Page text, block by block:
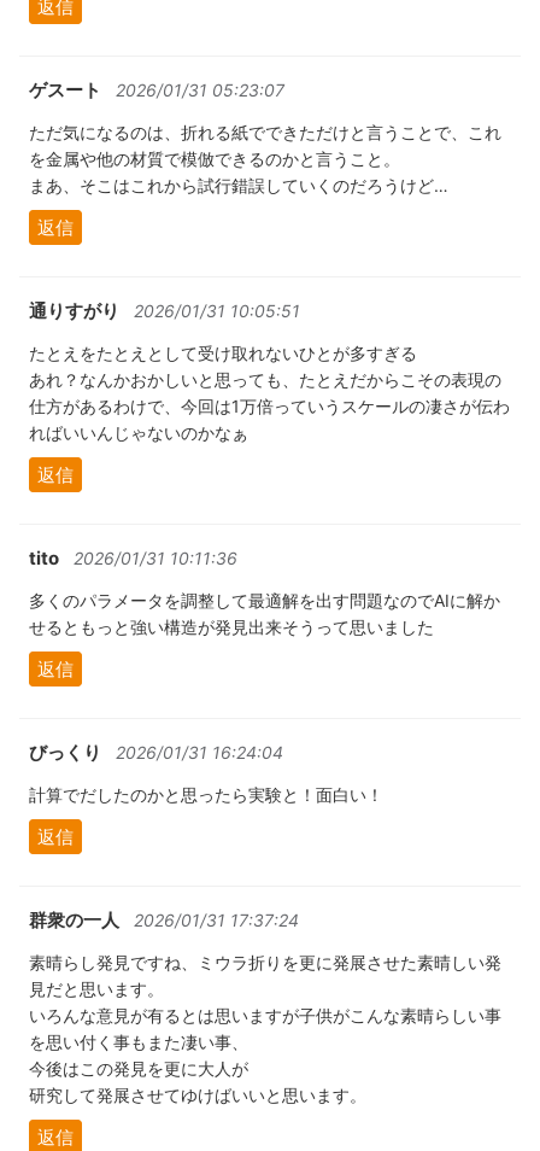
返信
ゲスート 2026/01/31 05:23:07
ただ気になるのは、折れる紙でできただけと言うことで、これ
を金属や他の材質で模倣できるのかと言うこと。
まあ、そこはこれから試行錯誤していくのだろうけど…
返信
通りすがり 2026/01/31 10:05:51
たとえをたとえとして受け取れないひとが多すぎる
あれ？なんかおかしいと思っても、たとえだからこその表現の
仕方があるわけで、今回は1万倍っていうスケールの凄さが伝わ
ればいいんじゃないのかなぁ
返信
tito 2026/01/31 10:11:36
多くのパラメータを調整して最適解を出す問題なのでAIに解か
せるともっと強い構造が発見出来そうって思いました
返信
びっくり 2026/01/31 16:24:04
計算でだしたのかと思ったら実験と！面白い！
返信
群衆の一人 2026/01/31 17:37:24
素晴らし発見ですね、ミウラ折りを更に発展させた素晴しい発
見だと思います。
いろんな意見が有るとは思いますが子供がこんな素晴らしい事
を思い付く事もまた凄い事、
今後はこの発見を更に大人が
研究して発展させてゆけばいいと思います。
返信